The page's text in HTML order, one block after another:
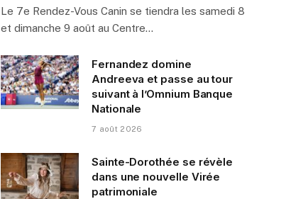
Le 7e Rendez-Vous Canin se tiendra les samedi 8
et dimanche 9 août au Centre…
Fernandez domine
Andreeva et passe au tour
suivant à l’Omnium Banque
Nationale
7 août 2026
Sainte-Dorothée se révèle
dans une nouvelle Virée
patrimoniale